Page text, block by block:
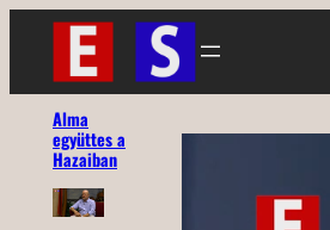
Ugrás
tartalomhoz
Alma
együttes a
Hazaiban